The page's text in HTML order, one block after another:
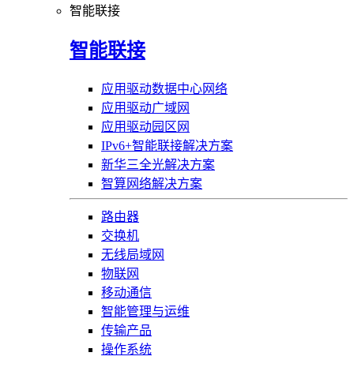
智能联接
智能联接
应用驱动数据中心网络
应用驱动广域网
应用驱动园区网
IPv6+智能联接解决方案
新华三全光解决方案
智算网络解决方案
路由器
交换机
无线局域网
物联网
移动通信
智能管理与运维
传输产品
操作系统